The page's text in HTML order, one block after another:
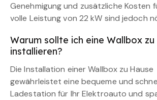
Genehmigung und zusätzliche Kosten
volle Leistung von 22 kW sind jedoch
Warum sollte ich eine Wallbox zu
installieren?
Die Installation einer Wallbox zu Hause
gewährleistet eine bequeme und
Ladestation für Ihr Elektroauto und